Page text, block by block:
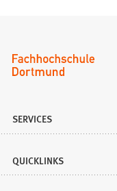
SERVICES
QUICKLINKS